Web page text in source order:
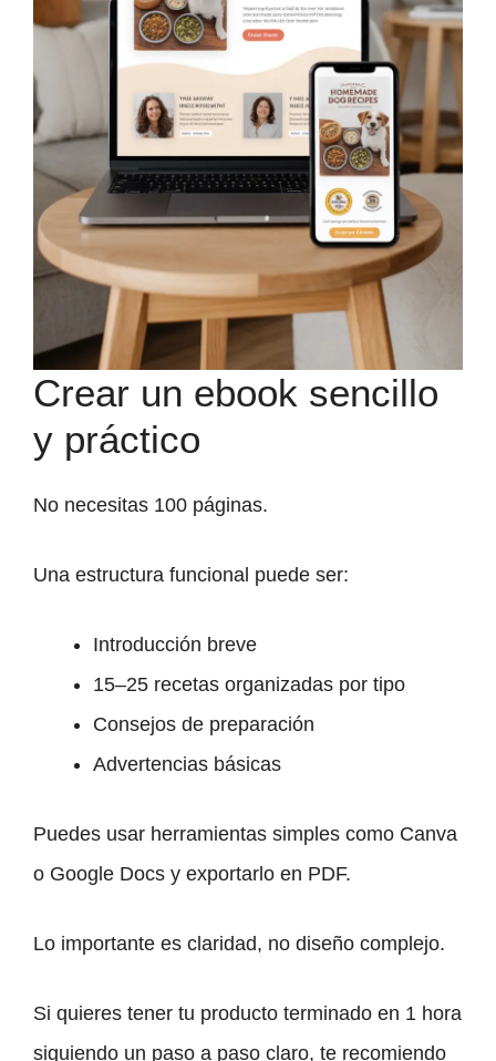
Crear un ebook sencillo
y práctico
No necesitas 100 páginas.
Una estructura funcional puede ser:
Introducción breve
15–25 recetas organizadas por tipo
Consejos de preparación
Advertencias básicas
Puedes usar herramientas simples como Canva
o Google Docs y exportarlo en PDF.
Lo importante es claridad, no diseño complejo.
Si quieres tener tu producto terminado en 1 hora
siguiendo un paso a paso claro, te recomiendo